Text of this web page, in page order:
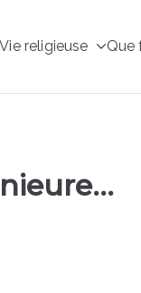
Vie religieuse Que